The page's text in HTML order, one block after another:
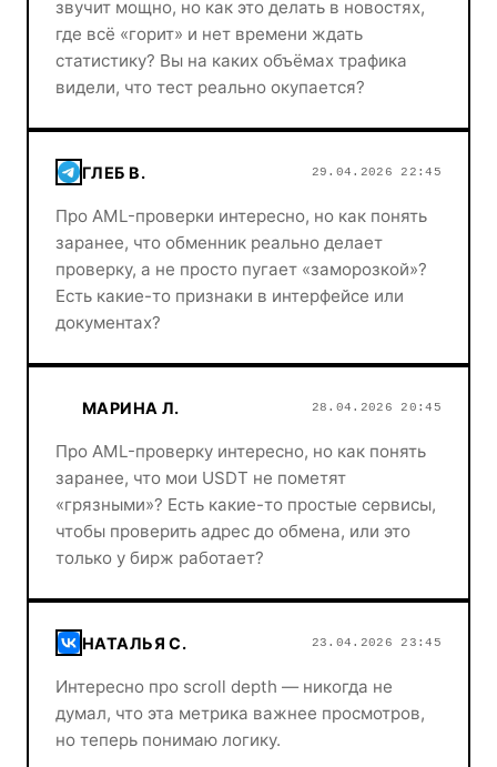
звучит мощно, но как это делать в новостях,
где всё «горит» и нет времени ждать
статистику? Вы на каких объёмах трафика
видели, что тест реально окупается?
ГЛЕБ В. 29.04.2026 22:45
Про AML-проверки интересно, но как понять
заранее, что обменник реально делает
проверку, а не просто пугает «заморозкой»?
Есть какие-то признаки в интерфейсе или
документах?
МАРИНА Л. 28.04.2026 20:45
Про AML-проверку интересно, но как понять
заранее, что мои USDT не пометят
«грязными»? Есть какие-то простые сервисы,
чтобы проверить адрес до обмена, или это
только у бирж работает?
НАТАЛЬЯ С. 23.04.2026 23:45
Интересно про scroll depth — никогда не
думал, что эта метрика важнее просмотров,
но теперь понимаю логику.